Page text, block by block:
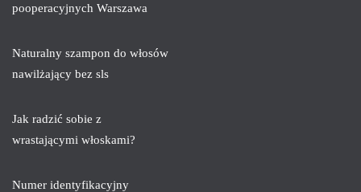
pooperacyjnych Warszawa
Naturalny szampon do włosów
nawilżający bez sls
Jak radzić sobie z
wrastającymi włoskami?
Numer identyfikacyjny